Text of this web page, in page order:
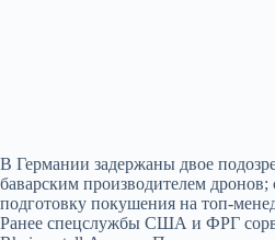
В Германии задержаны двое
баварским производителем
подготовку покушения на топ-
Ранее спецслужбы США и ФРГ